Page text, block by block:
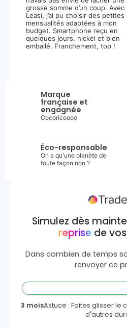
grosse somme d’un coup. Avec
Leasi, j’ai pu choisir des petites
mensualités adaptées à mon
budget. Smartphone reçu en
quelques jours, nickel et bien
emballé. Franchement, top !
Marque
française et
engagnée
Cocoricoooo
Éco-responsable
On a qu'une planète de
toute façon non ?
Simulez dès
reprisede
Dans combien de temps
renvoyer ce
3 moisAstuce : Faites glisser le
d'autres